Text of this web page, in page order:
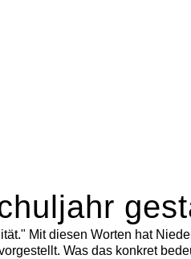
Mit diesen Worten hat
Was das konkret